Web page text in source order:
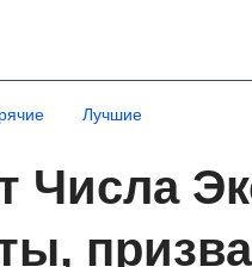
Лучшие
Числа